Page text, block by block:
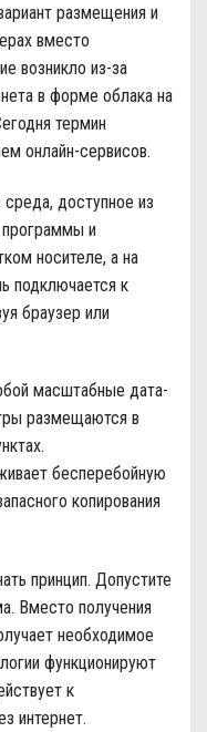
размещения и
вместо
возникло из-за
в форме облака на
термин
онлайн-сервисов.
доступное из
и
носителе, а на
подключается к
браузер или
масштабные дата-
размещаются в
бесперебойную
копирования
принцип. Допустите
Вместо получения
необходимое
функционируют
к
интернет.